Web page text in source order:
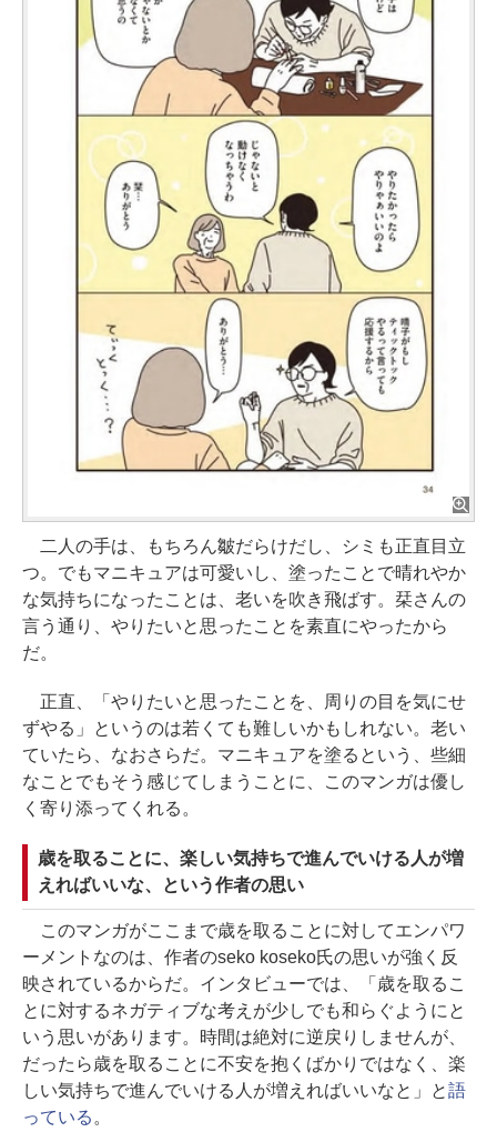
二人の手は、もちろん皺だらけだし、シミも正直目立
つ。でもマニキュアは可愛いし、塗ったことで晴れやか
な気持ちになったことは、老いを吹き飛ばす。栞さんの
言う通り、やりたいと思ったことを素直にやったから
だ。
正直、「やりたいと思ったことを、周りの目を気にせ
ずやる」というのは若くても難しいかもしれない。老い
ていたら、なおさらだ。マニキュアを塗るという、些細
なことでもそう感じてしまうことに、このマンガは優し
く寄り添ってくれる。
歳を取ることに、楽しい気持ちで進んでいける人が増
えればいいな、という作者の思い
このマンガがここまで歳を取ることに対してエンパワ
ーメントなのは、作者のseko koseko氏の思いが強く反
映されているからだ。インタビューでは、「歳を取るこ
とに対するネガティブな考えが少しでも和らぐようにと
いう思いがあります。時間は絶対に逆戻りしませんが、
だったら歳を取ることに不安を抱くばかりではなく、楽
しい気持ちで進んでいける人が増えればいいなと」と語
っている 。